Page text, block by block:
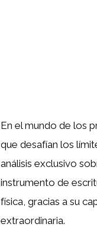
En el mundo de los
que desafían los
análisis exclusivo
instrumento de
física, gracias a su
extraordinaria.